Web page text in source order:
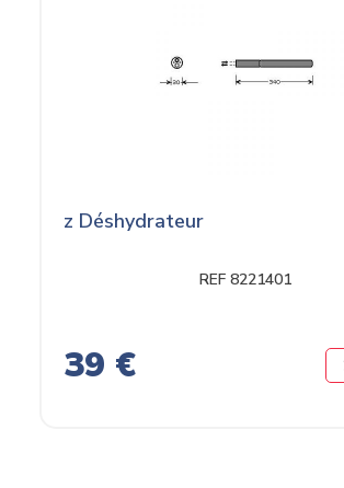
z Déshydrateur
REF 8221401
39 €